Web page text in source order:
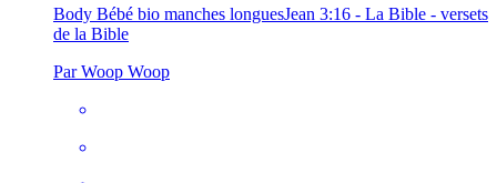
Body Bébé bio manches longuesJean 3:16 - La Bible - versets
de la Bible
Par Woop Woop